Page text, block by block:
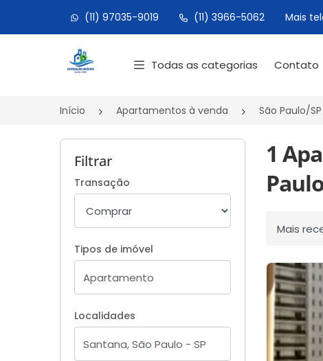
(11) 97035-9019 (11) 3966-5062 Mais
Página inicial
Todas as categorias Contato
Início Apartamentos à venda São Paulo/SP
Filtrar
Transação
Tipos de imóvel
Localidades
1
Ordenar